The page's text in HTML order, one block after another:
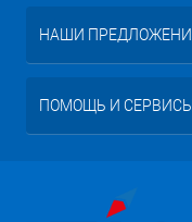
НАШИ
ПОМОЩЬ И СЕРВИСЫ